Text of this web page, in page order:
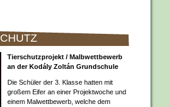
Tierschutzprojekt / Malbwettbewerb
an der Kodály Zoltán Grundschule
Die Schüler der 3. Klasse hatten mit
großem Eifer an einer Projektwoche und
einem Malwettbewerb, welche dem